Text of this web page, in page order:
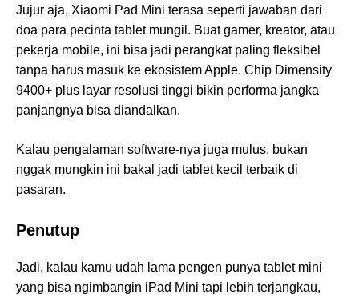
Jujur aja, Xiaomi Pad Mini terasa seperti jawaban dari
doa para pecinta tablet mungil. Buat gamer, kreator, atau
pekerja mobile, ini bisa jadi perangkat paling fleksibel
tanpa harus masuk ke ekosistem Apple. Chip Dimensity
9400+ plus layar resolusi tinggi bikin performa jangka
panjangnya bisa diandalkan.
Kalau pengalaman software-nya juga mulus, bukan
nggak mungkin ini bakal jadi tablet kecil terbaik di
pasaran.
Penutup
Jadi, kalau kamu udah lama pengen punya tablet mini
yang bisa ngimbangin iPad Mini tapi lebih terjangkau,